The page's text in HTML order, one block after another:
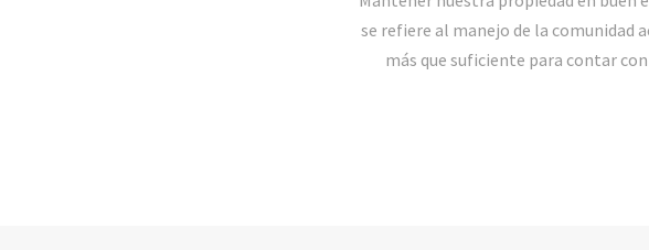
se refiere al manejo de la comunidad
más que suficiente para contar